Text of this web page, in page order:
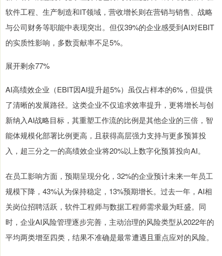
软件工程、生产制造和IT领域，营收增长则在营销与销售、战略
与公司财务等职能中表现突出。但仅39%的企业感受到AI对EBIT
的实质性影响，多数贡献率不足5%。
展开剩余77%
AI高绩效企业（EBIT因AI提升超5%）虽仅占样本的6%，但提供
了清晰的发展路径。这类企业不仅追求效率提升，更将增长与创
新纳入AI战略目标，其重塑工作流的比例是其他企业的三倍，智
能体规模化部署比例更高，且获得高层强力支持与更多预算投
入，超三分之一的高绩效企业将20%以上数字化预算投向AI。
在员工影响方面，预期呈现分化，32%的企业预计未来一年员工
规模下降，43%认为保持稳定，13%预期增长。过去一年，AI相
关岗位招聘活跃，软件工程师与数据工程师需求最为旺盛。同
时，企业AI风险管理逐步完善，主动治理的风险类型从2022年的
平均两类增至四类，结果不准确是最常遭遇且重点应对的风险。